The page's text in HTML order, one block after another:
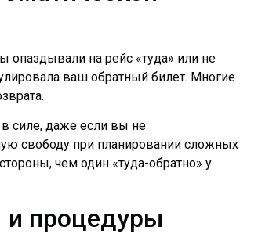
на рейс «туда» или не
ваш обратный билет. Многие
в силе, даже если вы не
свободу при планировании сложных
чем один «туда-обратно» у
процедуры